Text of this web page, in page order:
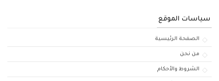
سياسات الموقع
الصفحة الرئيسية
من نحن
الشروط والأحكام